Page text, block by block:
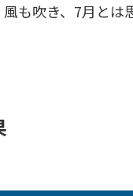
も吹き、7月とは